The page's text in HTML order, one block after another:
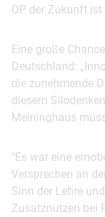
OP der Zukunft
Eine große
Deutschland:
die zunehmende
diesem
Meininghaus
"Es war eine
Versprechen an
Sinn der Lehre
Zusatznutzen bei